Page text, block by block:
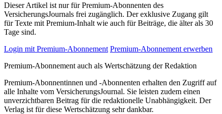
Dieser Artikel ist nur für Premium-Abonnenten des
VersicherungsJournals frei zugänglich. Der exklusive Zugang gilt
für Texte mit Premium-Inhalt wie auch für Beiträge, die älter als 30
Tage sind.
Login mit Premium-Abonnement Premium-Abonnement erwerben
Premium-Abonnement auch als Wertschätzung der Redaktion
Premium-Abonnentinnen und -Abonnenten erhalten den Zugriff auf
alle Inhalte vom VersicherungsJournal. Sie leisten zudem einen
unverzichtbaren Beitrag für die redaktionelle Unabhängigkeit. Der
Verlag ist für diese Wertschätzung sehr dankbar.